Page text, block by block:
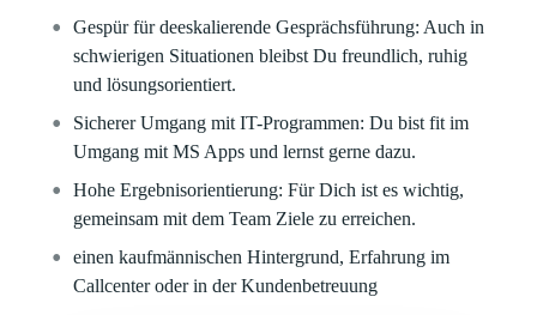
Gespür für deeskalierende Gesprächsführung: Auch in
schwierigen Situationen bleibst Du freundlich, ruhig
und lösungsorientiert.
Sicherer Umgang mit IT-Programmen: Du bist fit im
Umgang mit MS Apps und lernst gerne dazu.
Hohe Ergebnisorientierung: Für Dich ist es wichtig,
gemeinsam mit dem Team Ziele zu erreichen.
einen kaufmännischen Hintergrund, Erfahrung im
Callcenter oder in der Kundenbetreuung